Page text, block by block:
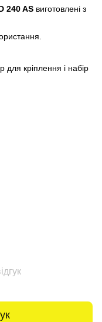
240 AS виготовлені з
для кріплення і набір